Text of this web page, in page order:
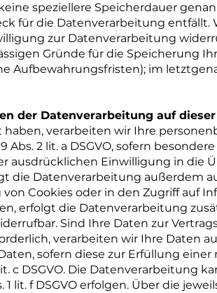
speziellere Speicherdauer
für die Datenverarbeitung entfällt.
zur Datenverarbeitung
Gründe für die Speicherung
Aufbewahrungsfristen); im
der Datenverarbeitung auf
verarbeiten wir Ihre
Abs. 2 lit. a DSGVO, sofern
ausdrücklichen Einwilligung in die
die Datenverarbeitung außerdem
von Cookies oder in den Zugriff auf
erfolgt die Datenverarbeitung
Sind Ihre Daten zur
verarbeiten wir Ihre Daten
sofern diese zur Erfüllung
c DSGVO. Die Datenverarbeitung
lit. f DSGVO erfolgen. Über die